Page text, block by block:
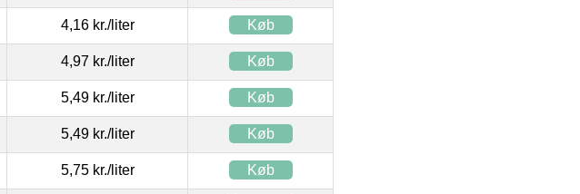
4,16 kr./liter Køb
4,97 kr./liter Køb
5,49 kr./liter Køb
5,49 kr./liter Køb
5,75 kr./liter Køb